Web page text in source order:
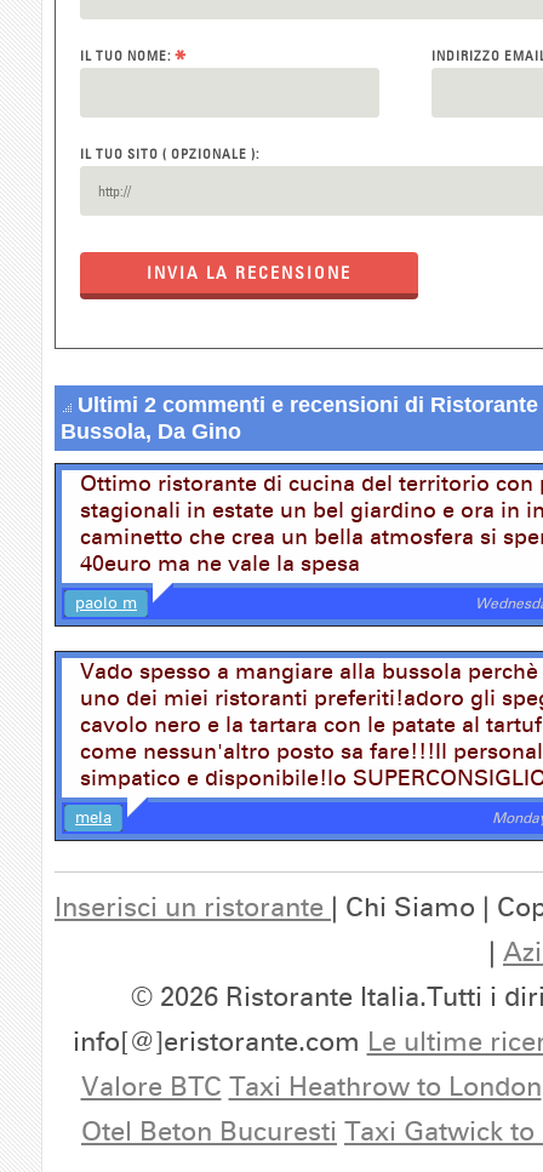
IL TUO NOME: * INDIRIZZO
IL TUO SITO ( OPZIONALE ):
INVIA LA RECENSIONE
Ultimi 2 commenti e recensioni di
Bussola, Da Gino
Ottimo ristorante di cucina del territorio con
stagionali in estate un bel giardino e ora in
caminetto che crea un bella atmosfera si
40euro ma ne vale la spesa
paolo m
Vado spesso a mangiare alla bussola
uno dei miei ristoranti preferiti!adoro gli
cavolo nero e la tartara con le patate al
come nessun'altro posto sa fare!!!Il
simpatico e disponibile!lo
mela
Inserisci un ristorante | Chi Siamo |
|
© 2026 Ristorante Italia.Tutti i
info[@]eristorante.com Le ultime
Valore BTC Taxi Heathrow to London
Otel Beton Bucuresti Taxi Gatwick to